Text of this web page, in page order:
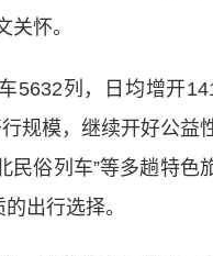
怀。
5632列，日均增开
规模，继续开好公益
民俗列车”等多趟特色
出行选择。